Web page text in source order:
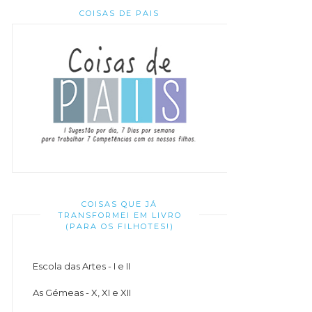
COISAS DE PAIS
COISAS QUE JÁ
TRANSFORMEI EM LIVRO
(PARA OS FILHOTES!)
Escola das Artes - I e II
As Gémeas - X, XI e XII